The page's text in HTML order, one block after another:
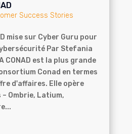
Success Stories
mise sur Cyber Guru pour
Par Stefania
CONAD est la plus grande
Conad en termes
d'affaires. Elle opère
Ombrie, Latium,